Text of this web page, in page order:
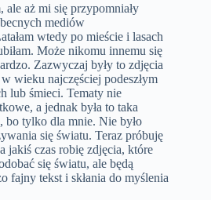
ale aż mi się przypomniały
mediów
wtedy po mieście i lasach
Może nikomu innemu się
Zazwyczaj były to zdjęcia
wieku najczęściej podeszłym
lub śmieci. Tematy nie
a jednak była to taka
bo tylko dla mnie. Nie było
się światu. Teraz próbuję
jakiś czas robię zdjęcia, które
się światu, ale będą
fajny tekst i skłania do myślenia